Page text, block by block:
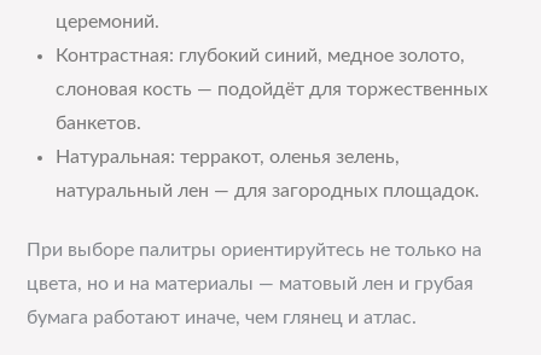
церемоний.
Контрастная: глубокий синий, медное золото,
слоновая кость — подойдёт для торжественных
банкетов.
Натуральная: терракот, оленья зелень,
натуральный лен — для загородных площадок.
При выборе палитры ориентируйтесь не только на
цвета, но и на материалы — матовый лен и грубая
бумага работают иначе, чем глянец и атлас.